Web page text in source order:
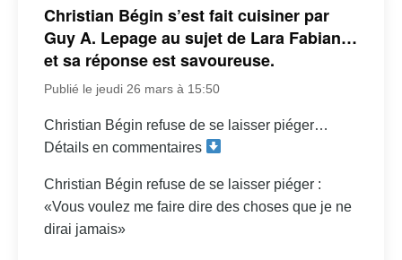
Christian Bégin s’est fait cuisiner par
Guy A. Lepage au sujet de Lara Fabian…
et sa réponse est savoureuse.
Publié le jeudi 26 mars à 15:50
Christian Bégin refuse de se laisser piéger…
Détails en commentaires
Christian Bégin refuse de se laisser piéger :
«Vous voulez me faire dire des choses que je ne
dirai jamais»